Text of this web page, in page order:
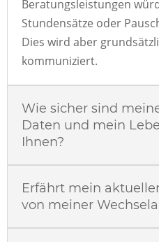
Beratungsleistungen
Stundensätze oder
Dies wird aber
kommuniziert.
Wie sicher sind
Daten und mein
Ihnen?
Erfährt mein
von meiner